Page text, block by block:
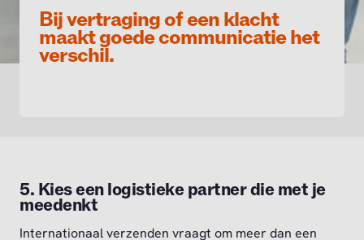
Bij vertraging of een klacht
maakt goede communicatie het
verschil.
5. Kies een logistieke partner die met je
meedenkt
Internationaal verzenden vraagt om meer dan een